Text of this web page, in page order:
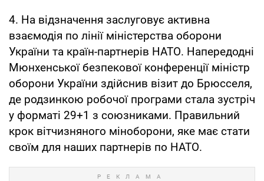
4. На відзначення заслуговує активна
взаємодія по лінії міністерства оборони
України та країн-партнерів НАТО. Напередодні
Мюнхенської безпекової конференції міністр
оборони України здійснив візит до Брюсселя,
де родзинкою робочої програми стала зустріч
у форматі 29+1 з союзниками. Правильний
крок вітчизняного міноборони, яке має стати
своїм для наших партнерів по НАТО.